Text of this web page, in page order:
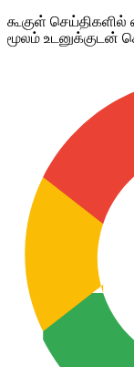
கூகுள்
மூலம் உடனுக்குடன்